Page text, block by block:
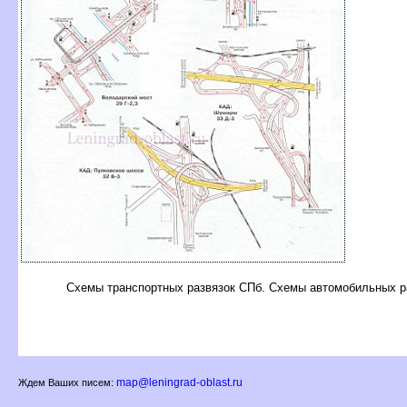
Схемы транспортных развязок СПб. Схемы автомобильных
Ждем Ваших писем: map@leningrad-oblast.ru